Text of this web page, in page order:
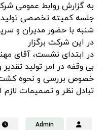
به گزارش روابط عمومی
شنبه با حضور مدیران و
در این شرکت برگزار
در ابتدای نشست، آقای
بی وقفه در امر تولید
خصوص بررسی و نحوه کشت
تبادل نظر و تصمیمات لازم
Admin